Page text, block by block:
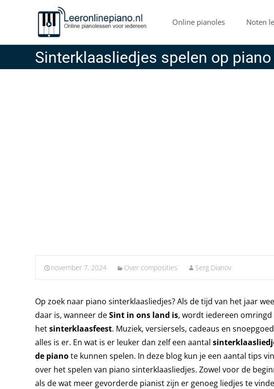
Online pianoles Noten
Sinterklaasliedjes spelen op piano
november 7, 2024 Over composities Serg Dianov
Op zoek naar piano sinterklaasliedjes? Als de tijd van het jaar
daar is, wanneer deSint in ons land is, wordt iedereen
hetsinterklaasfeest. Muziek, versiersels, cadeaus en
alles is er. En wat is er leuker dan zelf een aantal
de pianote kunnen spelen. In deze blog kun je een aantal tips
over het spelen van piano sinterklaasliedjes. Zowel voor de
als de wat meer gevorderde pianist zijn er genoeg liedjes te